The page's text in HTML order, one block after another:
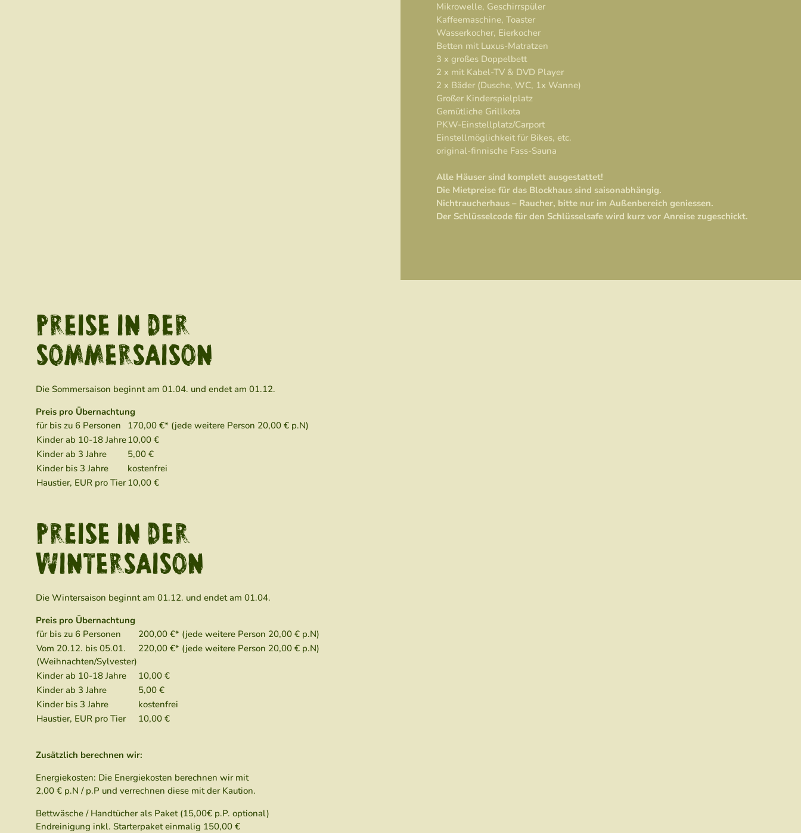
Mikrowelle, Geschirrspüler
Kaffeemaschine, Toaster
Wasserkocher, Eierkocher
Betten mit Luxus-Matratzen
3 x großes Doppelbett
2 x mit Kabel-TV & DVD Player
2 x Bäder (Dusche, WC, 1x Wanne)
Großer Kinderspielplatz
Gemütliche Grillkota
PKW-Einstellplatz/Carport
Einstellmöglichkeit für Bikes, etc.
original-finnische Fass-Sauna
Alle Häuser sind komplett ausgestattet!
Die Mietpreise für das Blockhaus sind saisonabhängig.
Nichtraucherhaus – Raucher, bitte nur im Außenbereich geniessen.
Der Schlüsselcode für den Schlüsselsafe wird kurz vor Anreise zugeschickt.
PREISE IN DER
SOMMERSAISON
Die Sommersaison beginnt am 01.04. und endet am 01.12.
Preis pro Übernachtung
für bis zu 6 Personen
170,00 €* (jede weitere Person 20,00 € p.N)
Kinder ab 10-18 Jahre10,00 €
Kinder ab 3 Jahre
5,00 €
Kinder bis 3 Jahre
kostenfrei
Haustier, EUR pro Tier 10,00 €
PREISE IN DER
WINTERSAISON
Die Wintersaison beginnt am 01.12. und endet am 01.04.
Preis pro Übernachtung
für bis zu 6 Personen
200,00 €* (jede weitere Person 20,00 € p.N)
Vom 20.12. bis 05.01.
(Weihnachten/Sylvester)
220,00 €* (jede weitere Person 20,00 € p.N)
Kinder ab 10-18 Jahre
10,00 €
Kinder ab 3 Jahre
5,00 €
Kinder bis 3 Jahre
kostenfrei
Haustier, EUR pro Tier
10,00 €
Zusätzlich berechnen wir:
Energiekosten: Die Energiekosten berechnen wir mit
2,00 € p.N / p.P und verrechnen diese mit der Kaution.
Bettwäsche / Handtücher als Paket (15,00€ p.P. optional)
Endreinigung inkl. Starterpaket einmalig 150,00 €